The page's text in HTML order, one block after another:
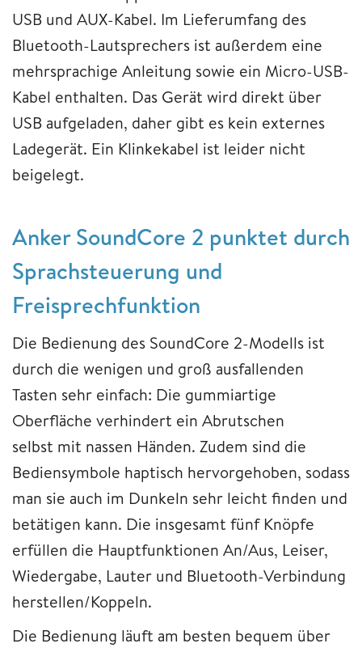
USB und AUX-Kabel. Im Lieferumfang des
Bluetooth-Lautsprechers ist außerdem eine
mehrsprachige Anleitung sowie ein Micro-USB-
Kabel enthalten. Das Gerät wird direkt über
USB aufgeladen, daher gibt es kein externes
Ladegerät. Ein Klinkekabel ist leider nicht
beigelegt.
Anker SoundCore 2 punktet durch
Sprachsteuerung und
Freisprechfunktion
Die Bedienung des SoundCore 2-Modells ist
durch die wenigen und groß ausfallenden
Tasten sehr einfach: Die gummiartige
Oberfläche verhindert ein Abrutschen
selbst mit nassen Händen. Zudem sind die
Bediensymbole haptisch hervorgehoben, sodass
man sie auch im Dunkeln sehr leicht finden und
betätigen kann. Die insgesamt fünf Knöpfe
erfüllen die Hauptfunktionen An/Aus, Leiser,
Wiedergabe, Lauter und Bluetooth-Verbindung
herstellen/Koppeln.
Die Bedienung läuft am besten bequem über